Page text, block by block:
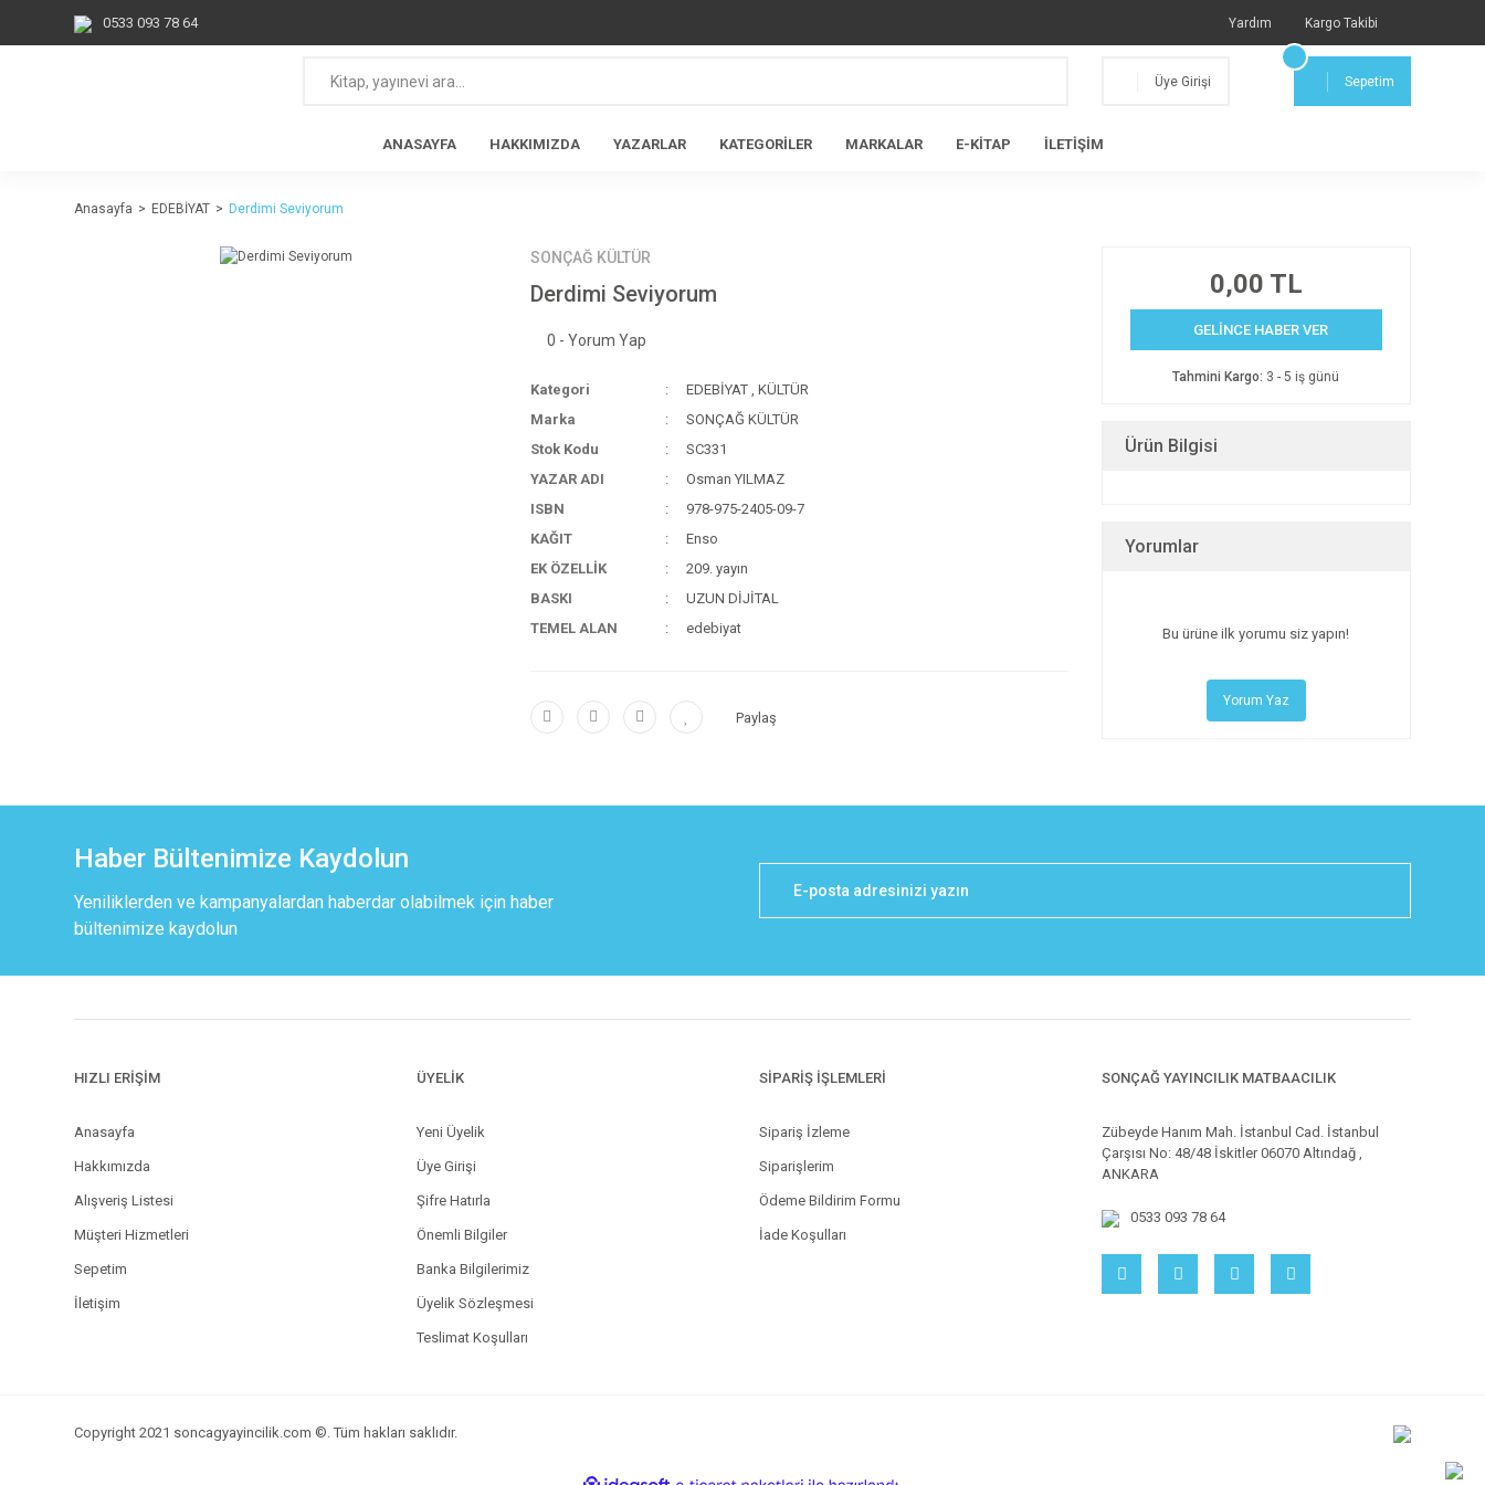
0533 093 78 64 Yardım Kargo Takibi
Üye Girişi Sepetim
ANASAYFA HAKKIMIZDA YAZARLAR KATEGORİLER MARKALAR E-KİTAP İLETİŞİM
Anasayfa EDEBİYAT Derdimi Seviyorum
SONÇAĞ KÜLTÜR
Derdimi Seviyorum
0 - Yorum Yap
Kategori EDEBİYAT , KÜLTÜR
Marka
SONÇAĞ KÜLTÜR
Stok Kodu
SC331
YAZAR ADI
Osman YILMAZ
ISBN
978-975-2405-09-7
KAĞIT
Enso
EK ÖZELLİK
209. yayın
BASKI
UZUN DİJİTAL
TEMEL ALAN
edebiyat
Paylaş
0,00 TL
GELİNCE HABER VER
Tahmini Kargo: 3 - 5 iş günü
Ürün Bilgisi
Yorumlar
Bu ürüne ilk yorumu siz yapın!
Yorum Yaz
Haber Bültenimize Kaydolun
Yeniliklerden ve kampanyalardan haberdar olabilmek için haber
bültenimize kaydolun
HIZLI ERİŞİM
Anasayfa
Hakkımızda
Alışveriş Listesi
Müşteri Hizmetleri
Sepetim
İletişim
ÜYELİK
Yeni Üyelik
Üye Girişi
Şifre Hatırla
Önemli Bilgiler
Banka Bilgilerimiz
Üyelik Sözleşmesi
Teslimat Koşulları
SİPARİŞ İŞLEMLERİ
Sipariş İzleme
Siparişlerim
Ödeme Bildirim Formu
İade Koşulları
SONÇAĞ YAYINCILIK MATBAACILIK
Zübeyde Hanım Mah. İstanbul Cad. İstanbul
Çarşısı No: 48/48 İskitler 06070 Altındağ ,
ANKARA
0533 093 78 64
Copyright 2021 soncagyayincilik.com ©. Tüm hakları saklıdır.